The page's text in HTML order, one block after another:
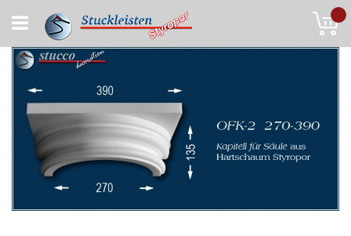
to
Content